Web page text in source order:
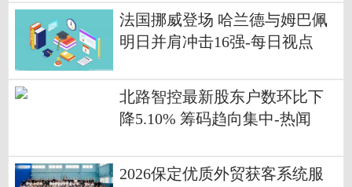
法国挪威登场 哈兰德与姆巴佩
明日并肩冲击16强-每日视点
北路智控最新股东户数环比下
降5.10% 筹码趋向集中-热闻
2026保定优质外贸获客系统服